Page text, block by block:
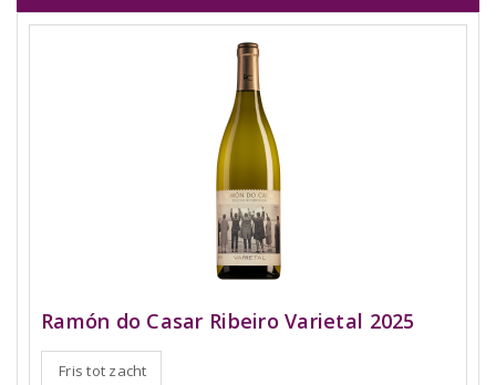
Ramón do Casar Ribeiro Varietal 2025
Fris tot zacht